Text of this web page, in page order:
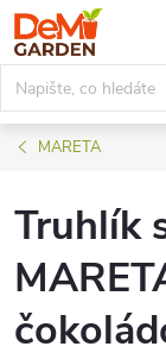
Přejít
na
obsah
MARETA
Truhlík